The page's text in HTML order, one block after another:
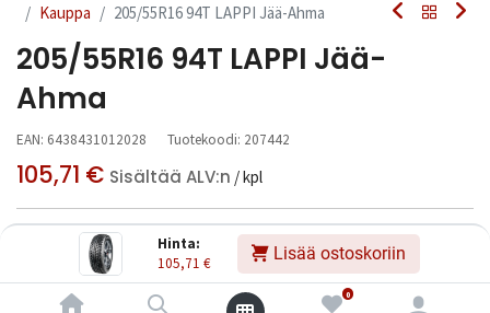
Hinta:
105,71 € Lisää ostoskoriin
0
Kauppa 205/55R16 94T LAPPI Jää-Ahma
205/55R16 94T LAPPI Jää-
Ahma
EAN: 6438431012028 Tuotekoodi: 207442
105,71 € Sisältää ALV:n / kpl
Toimittajilla (kotimaa):
Saatavilla
Toimitusaika:
3 arkipäivää